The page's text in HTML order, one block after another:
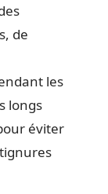
de
les
longs
éviter